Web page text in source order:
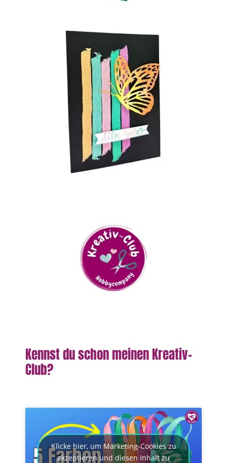
Kennst du schon meinen Kreativ-
Club?
Klicke hier, um Marketing-Cookies zu
akzeptieren und diesen Inhalt zu